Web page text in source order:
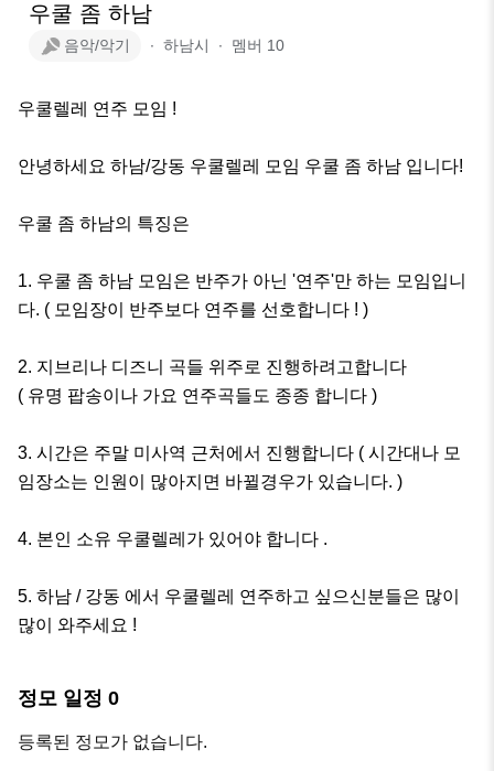
우쿨 좀 하남
음악/악기 ∙ 하남시 ∙ 멤버 10
우쿨렐레 연주 모임 !
안녕하세요 하남/강동 우쿨렐레 모임 우쿨 좀 하남 입니다!
우쿨 좀 하남의 특징은
1. 우쿨 좀 하남 모임은 반주가 아닌 '연주'만 하는 모임입니
다. ( 모임장이 반주보다 연주를 선호합니다 ! )
2. 지브리나 디즈니 곡들 위주로 진행하려고합니다
( 유명 팝송이나 가요 연주곡들도 종종 합니다 )
3. 시간은 주말 미사역 근처에서 진행합니다 ( 시간대나 모
임장소는 인원이 많아지면 바뀔경우가 있습니다. )
4. 본인 소유 우쿨렐레가 있어야 합니다 .
5. 하남 / 강동 에서 우쿨렐레 연주하고 싶으신분들은 많이
많이 와주세요 !
정모 일정 0
등록된 정모가 없습니다.